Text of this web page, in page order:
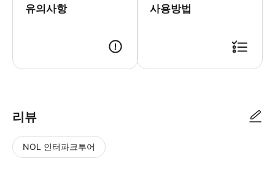
유의사항 사용방법
리뷰
NOL 인터파크투어